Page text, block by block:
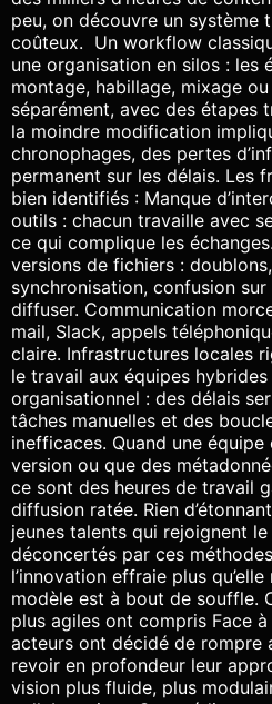
peu, on découvre un système
coûteux. Un workflow
une organisation en silos : les
montage, habillage, mixage
séparément, avec des étapes
la moindre modification
chronophages, des pertes
permanent sur les délais. Les
bien identifiés : Manque
outils : chacun travaille avec
ce qui complique les
versions de fichiers :
synchronisation, confusion
diffuser. Communication
mail, Slack, appels
claire. Infrastructures locales
le travail aux équipes
organisationnel : des délais
tâches manuelles et des
inefficaces. Quand une équipe
version ou que des
ce sont des heures de travail
diffusion ratée. Rien
jeunes talents qui rejoignent
déconcertés par ces
l’innovation effraie plus qu’elle
modèle est à bout de souffle.
plus agiles ont compris Face
acteurs ont décidé de rompre
revoir en profondeur leur
vision plus fluide, plus